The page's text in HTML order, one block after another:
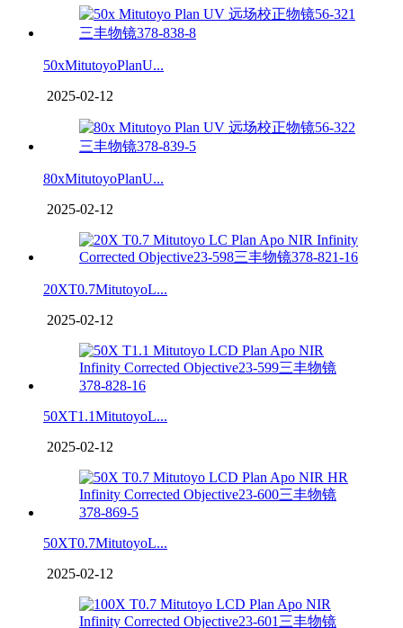
50xMitutoyoPlanU...
2025-02-12
80xMitutoyoPlanU...
2025-02-12
20XT0.7MitutoyoL...
2025-02-12
50XT1.1MitutoyoL...
2025-02-12
50XT0.7MitutoyoL...
2025-02-12